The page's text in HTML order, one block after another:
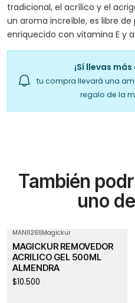
tradicional, el acrílico y el
un aroma increíble, es libre
enriquecido con vitamina E y
¡Sí llevas
tu compra llevará una
regalo de la
También
uno
MANI1261|Magickur
MAGICKUR REMOVEDOR
ACRILICO GEL 500ML
ALMENDRA
$10.500